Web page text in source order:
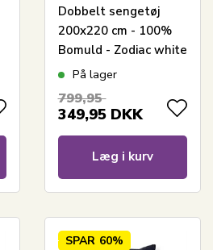
Dobbelt sengetøj
200x220 cm - 100%
Bomuld - Zodiac white
- Vendbart med
På lager
799,95
349,95 DKK
Læg i kurv
SPAR 60%